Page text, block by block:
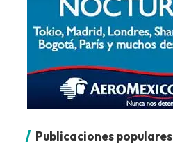
Publicaciones populares